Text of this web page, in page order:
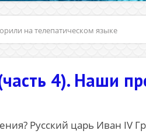
на телепатическом языке
4). Наши
Русский царь Иван IV